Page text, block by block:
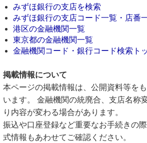
みずほ銀行の支店を検索
みずほ銀行の支店コード一覧・店番
港区の金融機関一覧
東京都の金融機関一覧
金融機関コード・銀行コード検索ト
掲載情報について
本ページの掲載情報は、公開資料等を
います。 金融機関の統廃合、支店名称
り内容が変わる場合があります。
振込や口座登録など重要なお手続きの
式情報もあわせてご確認ください。